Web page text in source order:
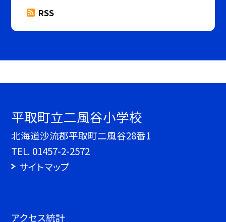
RSS
平取町立二風谷小学校
北海道沙流郡平取町二風谷28番1
TEL. 01457-2-2572
サイトマップ
アクセス統計